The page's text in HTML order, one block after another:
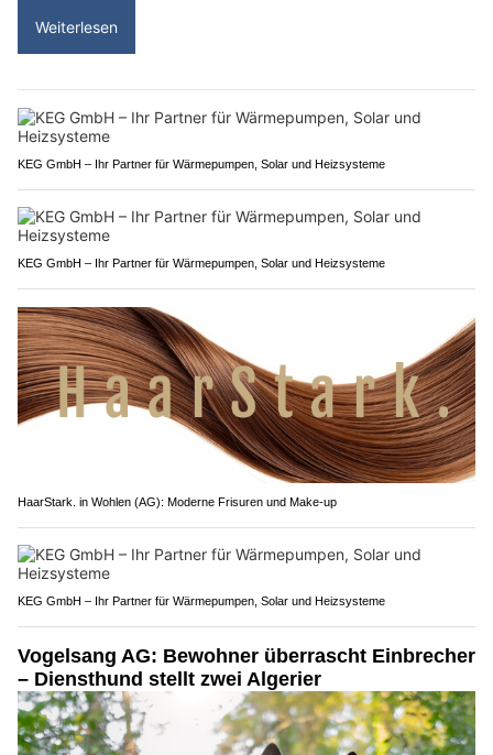
Weiterlesen
KEG GmbH – Ihr Partner für Wärmepumpen, Solar und Heizsysteme
KEG GmbH – Ihr Partner für Wärmepumpen, Solar und Heizsysteme
HaarStark. in Wohlen (AG): Moderne Frisuren und Make-up
KEG GmbH – Ihr Partner für Wärmepumpen, Solar und Heizsysteme
Vogelsang AG: Bewohner überrascht Einbrecher
– Diensthund stellt zwei Algerier